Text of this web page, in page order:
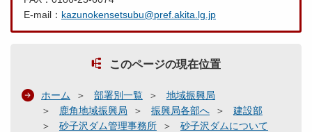
E-mail： kazunokensetsubu@pref.akita.lg.jp
このページの現在位置
ホーム 部署別一覧
地域振興局
鹿角地域振興局
振興局各部へ
建設部
砂子沢ダム管理事務所
砂子沢ダムについて